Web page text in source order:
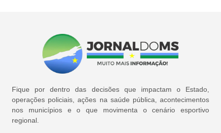
Fique por dentro das decisões que impactam o Estado,
operações policiais, ações na saúde pública, acontecimentos
nos municípios e o que movimenta o cenário esportivo
regional.